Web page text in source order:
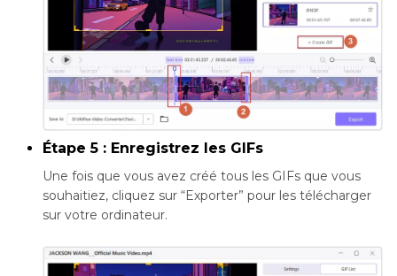
Étape 5 : Enregistrez les GIFs
Une fois que vous avez créé tous les GIFs que vous
souhaitiez, cliquez sur “Exporter” pour les télécharger
sur votre ordinateur.